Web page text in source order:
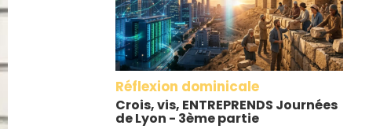
Réflexion dominicale
Crois, vis, ENTREPRENDS Journées
de Lyon - 3ème partie